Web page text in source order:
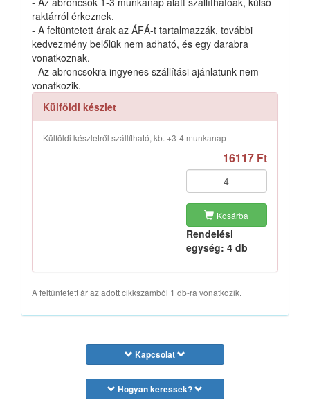
raktárról érkeznek.
- A feltüntetett árak az ÁFÁ-t tartalmazzák, további
kedvezmény belőlük nem adható, és egy darabra
vonatkoznak.
- Az abroncsokra ingyenes szállítási ajánlatunk nem
vonatkozik.
Külföldi készlet
Külföldi készletről szállítható, kb. +3-4 munkanap
16117 Ft
Kosárba
Rendelési
egység: 4 db
A feltüntetett ár az adott cikkszámból 1 db-ra vonatkozik.
Kapcsolat
Hogyan keressek?